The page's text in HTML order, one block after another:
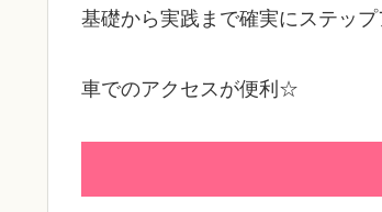
基礎から実践まで確実にステップ
車でのアクセスが便利☆